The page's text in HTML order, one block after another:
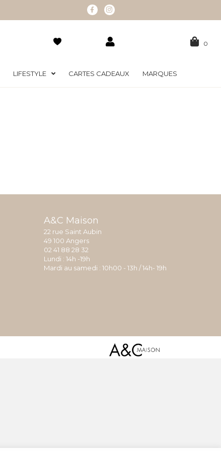
0
LIFESTYLE CARTES CADEAUX MARQUES
A&C Maison
22 rue Saint Aubin
49 100 Angers
02 41 88 28 32
Lundi : 14h -19h
Mardi au samedi : 10h00 - 13h / 14h- 19h